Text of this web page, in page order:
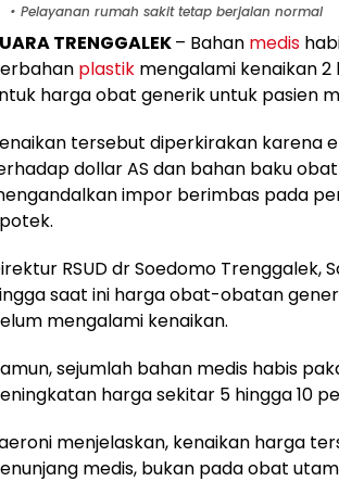
• Pelayanan rumah sakit tetap berjalan normal
TRENGGALEK– Bahan medis
plastik mengalami kenaikan 2
harga obat generik untuk pasien
tersebut diperkirakan karena
dollar AS dan bahan baku
impor berimbas pada
RSUD dr Soedomo Trenggalek,
saat ini harga obat-obatan
mengalami kenaikan.
sejumlah bahan medis habis
harga sekitar 5 hingga 10
menjelaskan, kenaikan harga
medis, bukan pada obat